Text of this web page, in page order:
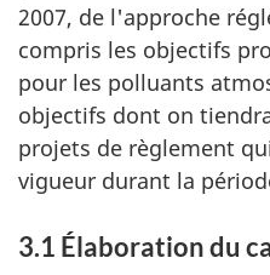
2007, de l'approche
compris les objectifs
pour les polluants
objectifs dont on
projets de règlement
vigueur durant la
3.1 Élaboration du